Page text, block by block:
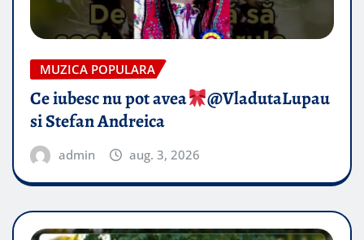
MUZICA POPULARA
Ce iubesc nu pot avea
​@VladutaLupau
si Stefan Andreica
admin aug. 3, 2026